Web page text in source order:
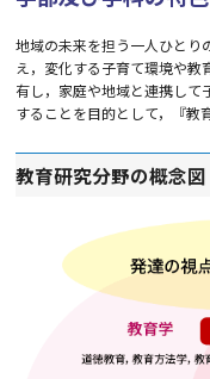
地域の未来を担う一人ひとり
え，変化する子育て環境や
有し，家庭や地域と連携して
することを目的として，『教
教育研究分野の概念図